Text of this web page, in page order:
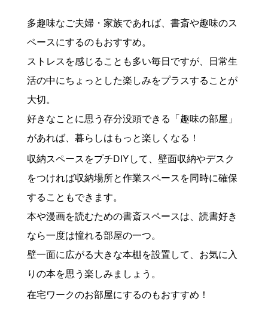
多趣味なご夫婦・家族であれば、書斎や趣味のス
ペースにするのもおすすめ。
ストレスを感じることも多い毎日ですが、日常生
活の中にちょっとした楽しみをプラスすることが
大切。
好きなことに思う存分没頭できる「趣味の部屋」
があれば、暮らしはもっと楽しくなる！
収納スペースをプチDIYして、壁面収納やデスク
をつければ収納場所と作業スペースを同時に確保
することもできます。
本や漫画を読むための書斎スペースは、読書好き
なら一度は憧れる部屋の一つ。
壁一面に広がる大きな本棚を設置して、お気に入
りの本を思う楽しみましょう。
在宅ワークのお部屋にするのもおすすめ！